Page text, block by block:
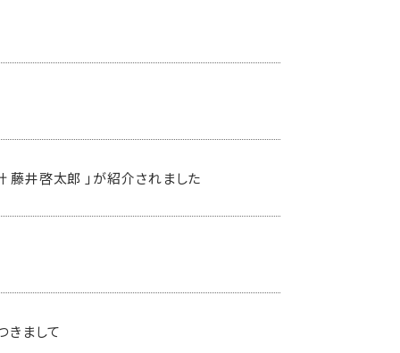
藤井啓太郎 」が紹介されました
きまして